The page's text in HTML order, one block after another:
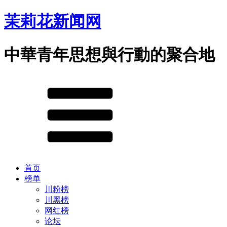
茉莉花新闻网
中華青年思想與行動的聚合地
首页
榜单
川粉榜
川黑榜
网红榜
论坛